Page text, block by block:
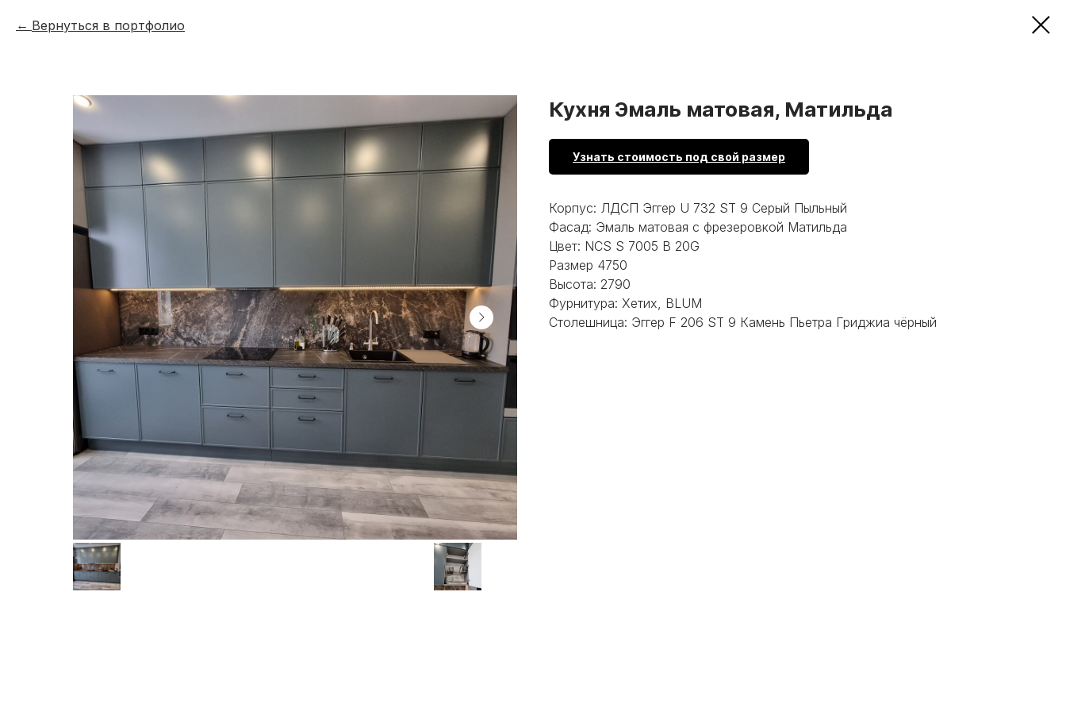
Вернуться в портфолио
Кухня Эмаль матовая, Матильда
Узнать стоимость под свой размер
Корпус: ЛДСП Эггер U 732 ST 9 Серый Пыльный
Фасад: Эмаль матовая с фрезеровкой Матильда
Цвет: NCS S 7005 B 20G
Размер 4750
Высота: 2790
Фурнитура: Хетих, BLUM
Столешница: Эггер F 206 ST 9 Камень Пьетра Гриджиа чёрный